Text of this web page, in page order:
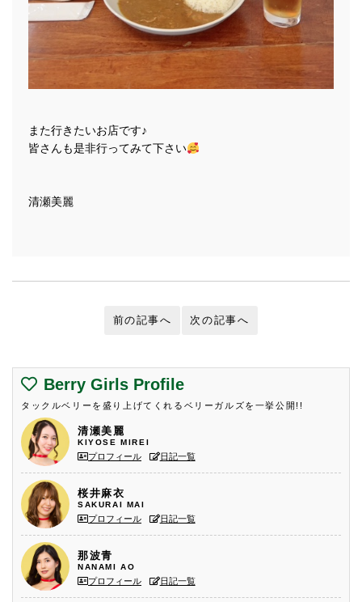
また行きたいお店です♪
皆さんも是非行ってみて下さい
清瀬美麗
前の記事へ 次の記事へ
Berry Girls Profile
タックルベリーを盛り上げてくれるベリーガルズを一挙公開!!
清瀬美麗
KIYOSE MIREI
プロフィール 日記一覧
桜井麻衣
SAKURAI MAI
プロフィール 日記一覧
那波青
NANAMI AO
プロフィール 日記一覧